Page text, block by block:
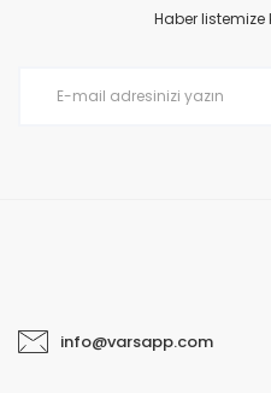
Haber
info@varsapp.com